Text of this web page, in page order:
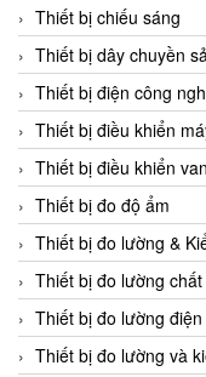
Celduc Vietnam
Cemb
Centec GmbH
CEQUBE
CHAUVIN ARNOUX
Checkline
Chino
Chiyoda Seiki
Chiyoda-Tsusho
Chongqing Huaneng
Thiết bị chiếu sáng
Thiết bị dây chuyền
Thiết bị điện công
Thiết bị điều khiển
Thiết bị điều khiển
Thiết bị đo độ ẩm
Thiết bị đo lường &
Thiết bị đo lường
Thiết bị đo lường điện
Thiết bị đo lường và